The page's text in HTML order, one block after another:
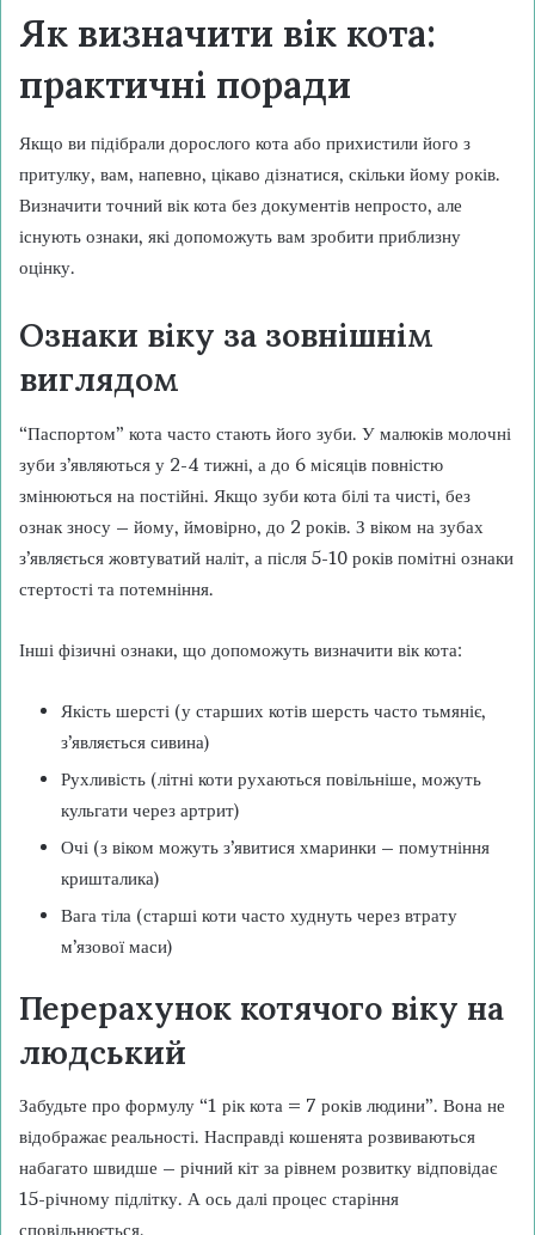
Як визначити вік кота:
практичні поради
Якщо ви підібрали дорослого кота або прихистили його з
притулку, вам, напевно, цікаво дізнатися, скільки йому років.
Визначити точний вік кота без документів непросто, але
існують ознаки, які допоможуть вам зробити приблизну
оцінку.
Ознаки віку за зовнішнім
виглядом
“Паспортом” кота часто стають його зуби. У малюків молочні
зуби з’являються у 2-4 тижні, а до 6 місяців повністю
змінюються на постійні. Якщо зуби кота білі та чисті, без
ознак зносу – йому, ймовірно, до 2 років. З віком на зубах
з’являється жовтуватий наліт, а після 5-10 років помітні ознаки
стертості та потемніння.
Інші фізичні ознаки, що допоможуть визначити вік кота:
Якість шерсті (у старших котів шерсть часто тьмяніє,
з’являється сивина)
Рухливість (літні коти рухаються повільніше, можуть
кульгати через артрит)
Очі (з віком можуть з’явитися хмаринки – помутніння
кришталика)
Вага тіла (старші коти часто худнуть через втрату
м’язової маси)
Перерахунок котячого віку на
людський
Забудьте про формулу “1 рік кота = 7 років людини”. Вона не
відображає реальності. Насправді кошенята розвиваються
набагато швидше – річний кіт за рівнем розвитку відповідає
15-річному підлітку. А ось далі процес старіння
сповільнюється.